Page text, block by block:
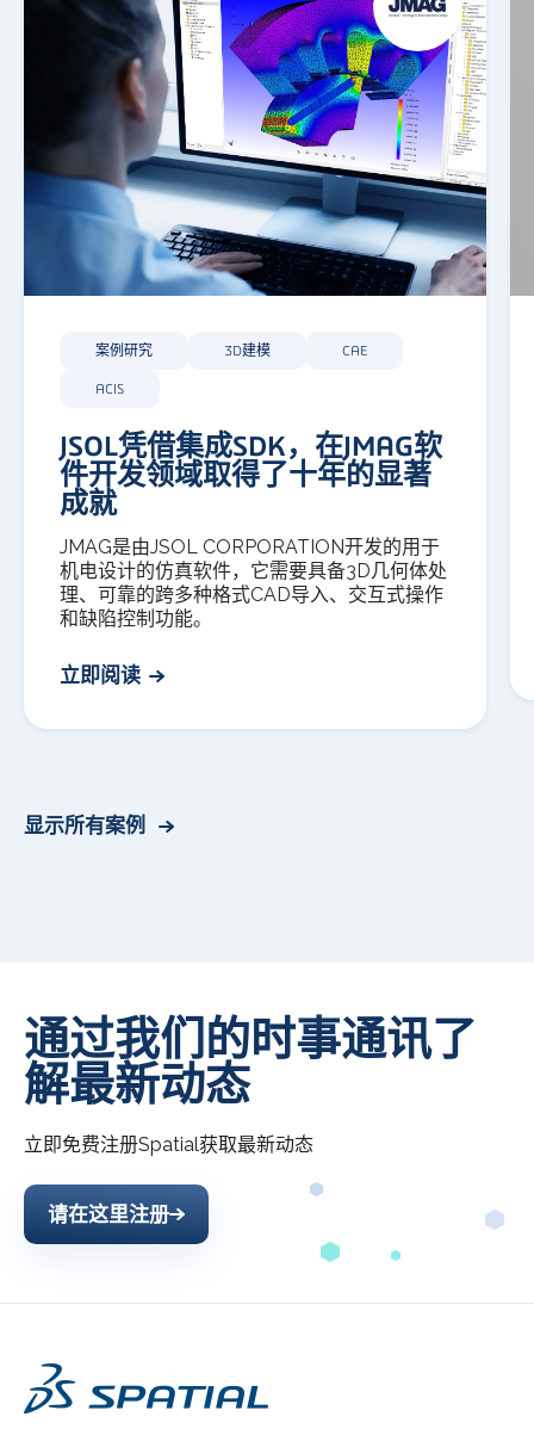
案例研究 3D建模 CAE
ACIS
JSOL凭借集成SDK，在JMAG软
件开发领域取得了十年的显著
成就
JMAG是由JSOL CORPORATION开发的用于
机电设计的仿真软件，它需要具备3D几何体处
理、可靠的跨多种格式CAD导入、交互式操作
和缺陷控制功能。
立即阅读
显示所有案例
通过我们的时事通讯了
解最新动态
立即免费注册Spatial获取最新动态
请在这里注册